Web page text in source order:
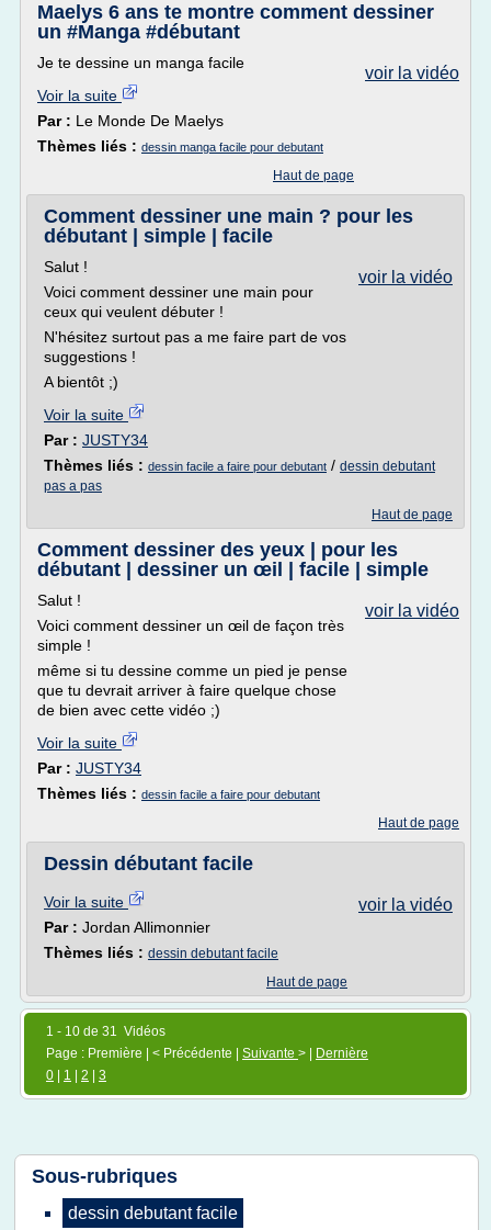
Maelys 6 ans te montre comment dessiner
un #Manga #débutant
voir la vidéo
Je te dessine un manga facile
Voir la suite
Par : Le Monde De Maelys
Thèmes liés : dessin manga facile pour debutant
Haut de page
Comment dessiner une main ? pour les
débutant | simple | facile
voir la vidéo
Salut !
Voici comment dessiner une main pour
ceux qui veulent débuter !
N'hésitez surtout pas a me faire part de vos
suggestions !
A bientôt ;)
Voir la suite
Par : JUSTY34
Thèmes liés : dessin facile a faire pour debutant / dessin debutant
pas a pas
Haut de page
Comment dessiner des yeux | pour les
débutant | dessiner un œil | facile | simple
voir la vidéo
Salut !
Voici comment dessiner un œil de façon très
simple !
même si tu dessine comme un pied je pense
que tu devrait arriver à faire quelque chose
de bien avec cette vidéo ;)
Voir la suite
Par : JUSTY34
Thèmes liés : dessin facile a faire pour debutant
Haut de page
Dessin débutant facile
voir la vidéo
Voir la suite
Par : Jordan Allimonnier
Thèmes liés : dessin debutant facile
Haut de page
1 - 10 de 31 Vidéos
Page : Première | < Précédente | Suivante > |
Dernière
0
1 2 3
Sous-rubriques
dessin debutant facile